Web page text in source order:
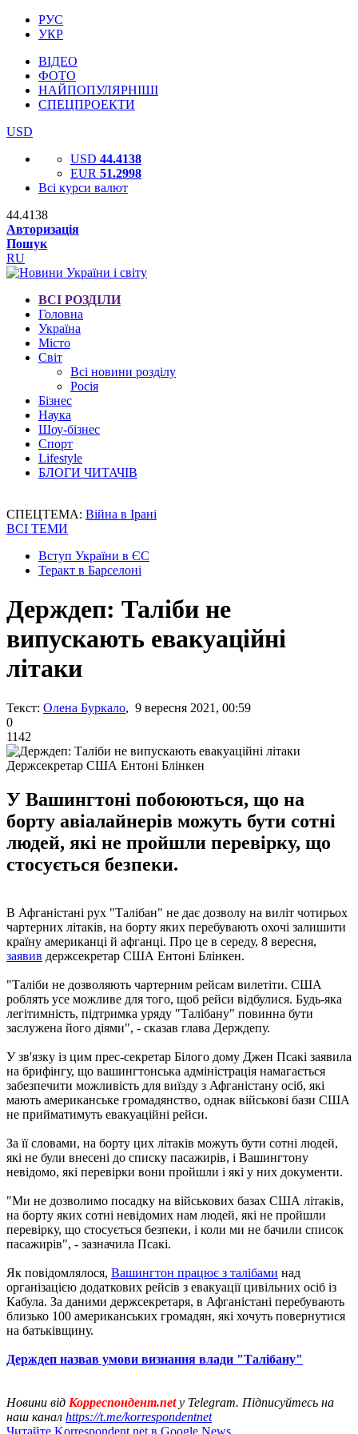
РУС
УКР
ВІДЕО
ФОТО
НАЙПОПУЛЯРНІШІ
СПЕЦПРОЕКТИ
USD
USD 44.4138
EUR 51.2998
Всі курси валют
44.4138
Авторизація
Пошук
RU
ВСІ РОЗДІЛИ
Головна
Україна
Місто
Світ
Всі новини розділу
Росія
Бізнес
Наука
Шоу-бізнес
Спорт
Lifestyle
БЛОГИ ЧИТАЧІВ
СПЕЦТЕМА: Війна в Ірані
ВСІ ТЕМИ
Вступ України в ЄС
Теракт в Барселоні
Держдеп: Таліби не
випускають евакуаційні
літаки
Текст: Олена Буркало, 9 вересня 2021, 00:59
0
1142
Держсекретар США Ентоні Блінкен
У Вашингтоні побоюються, що на
борту авіалайнерів можуть бути сотні
людей, які не пройшли перевірку, що
стосується безпеки.
В Афганістані рух "Талібан" не дає дозволу на виліт чотирьох
чартерних літаків, на борту яких перебувають охочі залишити
країну американці й афганці. Про це в середу, 8 вересня,
заявив держсекретар США Ентоні Блінкен.
"Таліби не дозволяють чартерним рейсам вилетіти. США
роблять усе можливе для того, щоб рейси відбулися. Будь-яка
легітимність, підтримка уряду "Талібану" повинна бути
заслужена його діями", - сказав глава Держдепу.
У зв'язку із цим прес-секретар Білого дому Джен Псакі заявила
на брифінгу, що вашингтонська адміністрація намагається
забезпечити можливість для виїзду з Афганістану осіб, які
мають американське громадянство, однак військові бази США
не прийматимуть евакуаційні рейси.
За її словами, на борту цих літаків можуть бути сотні людей,
які не були внесені до списку пасажирів, і Вашингтону
невідомо, які перевірки вони пройшли і які у них документи.
"Ми не дозволимо посадку на військових базах США літаків,
на борту яких сотні невідомих нам людей, які не пройшли
перевірку, що стосується безпеки, і коли ми не бачили список
пасажирів", - зазначила Псакі.
Як повідомлялося, Вашингтон працює з талібами над
організацією додаткових рейсів з евакуації цивільних осіб із
Кабула. За даними держсекретаря, в Афганістані перебувають
близько 100 американських громадян, які хочуть повернутися
на батьківщину.
Держдеп назвав умови визнання влади "Талібану"
Новини від Корреспондент.netу Telegram. Підписуйтесь на
наш канал https://t.me/korrespondentnet
Читайте Korrespondent.net в Google News